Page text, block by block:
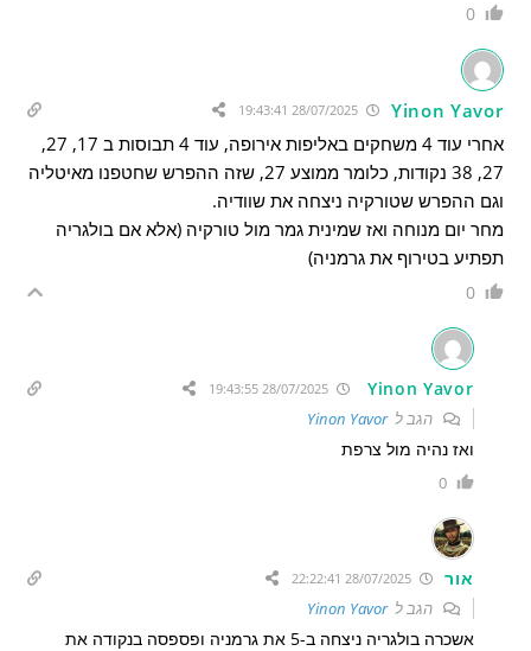
0
Yinon Yavor
28/07/2025 19:43:41
אחרי עוד 4 משחקים באליפות אירופה, עוד 4 תבוסות ב 17, 27,
27, 38 נקודות, כלומר ממוצע 27, שזה ההפרש שחטפנו מאיטליה
וגם ההפרש שטורקיה ניצחה את שוודיה.
מחר יום מנוחה ואז שמינית גמר מול טורקיה (אלא אם בולגריה
תפתיע בטירוף את גרמניה)
0
Yinon Yavor
28/07/2025 19:43:55
הגב לYinon Yavor
ואז נהיה מול צרפת
0
אור
הגב לYinon Yavor
אשכרה בולגריה ניצחה ב-5 את גרמניה ופספסה בנקודה את